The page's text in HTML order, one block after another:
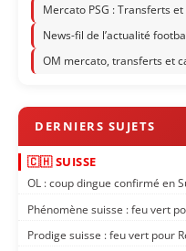
Mercato PSG : Transferts
News-fil de l’actualité
OM mercato, transferts et
🇨🇭 SUISSE
OL : coup dingue confirmé en
Phénomène suisse : feu vert
Prodige suisse : feu vert pour